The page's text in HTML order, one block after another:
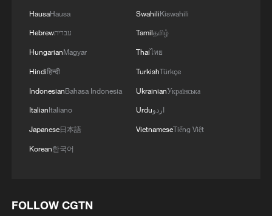
HausaHausa
Hebrewעברית
HungarianMagyar
Hindiहिन्दी
IndonesianBahasa Indonesia
ItalianItaliano
Japanese日本語
Korean한국어
SwahiliKiswahili
Tamilதமிழ்
Thaiไทย
TurkishTürkçe
UkrainianУкраїнська
Urduاردو
VietnameseTiếng Việt
FOLLOW CGTN